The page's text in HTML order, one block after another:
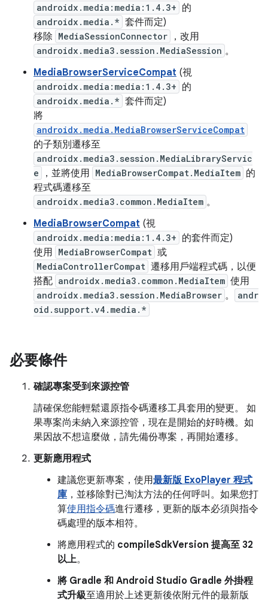
androidx.media:media:1.4.3+ 的
androidx.media.* 套件而定)
移除 MediaSessionConnector ，改用
androidx.media3.session.MediaSession 。
MediaBrowserServiceCompat (視
androidx.media:media:1.4.3+ 的
androidx.media.* 套件而定)
將
androidx.media.MediaBrowserServiceCompat
的子類別遷移至
androidx.media3.session.MediaLibraryServic
e
，並將使用 MediaBrowserCompat.MediaItem 的
程式碼遷移至
androidx.media3.common.MediaItem 。
MediaBrowserCompat (視
androidx.media:media:1.4.3+ 的套件而定)
使用 MediaBrowserCompat 或
MediaControllerCompat 遷移用戶端程式碼，以便
搭配 androidx.media3.common.MediaItem 使用
androidx.media3.session.MediaBrowser 。
andr
oid.support.v4.media.*
必要條件
確認專案受到來源控管
請確保您能輕鬆還原指令碼遷移工具套用的變更。 如
果專案尚未納入來源控管，現在是開始的好時機。如
果因故不想這麼做，請先備份專案，再開始遷移。
更新應用程式
建議您更新專案，使用最新版 ExoPlayer 程式
庫 ，並移除對已淘汰方法的任何呼叫。如果您打
算使用指令碼進行遷移，更新的版本必須與指令
碼處理的版本相符。
將應用程式的 compileSdkVersion 提高至 32
以上。
將 Gradle 和 Android Studio Gradle 外掛程
式升級至適用於上述更新後依附元件的最新版